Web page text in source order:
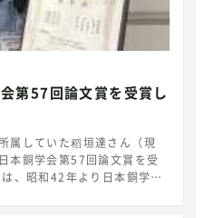
第57回論文賞を受賞し
属していた稻垣達さん（現
本銅学会第57回論文賞を受